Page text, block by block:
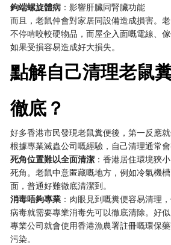
鉤端螺旋體病 ：影響肝臟同腎臟功能
而且，老鼠仲會對家居同設備造成損害。
不停啃咬較硬物品，而屋企入面嘅電線、
如果受損容易造成好大損失。
點解自己清理老鼠
徹底？
好多香港市民發現老鼠糞便後，第一反應
根據專業滅蟲公司嘅經驗，自己清理通常會
死角位置難以全面清潔 ：香港居住環境狹
死角。老鼠中意匿藏嘅地方，例如冷氣機
面，普通好難徹底清潔到。
消毒唔夠專業 ：肉眼見到嘅糞便容易清理
病毒就需要專業消毒先可以徹底清除。好
專業公司就會使用香港漁農署註冊嘅環保
污染。